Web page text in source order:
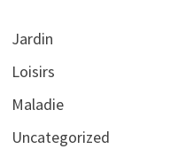
Jardin
Loisirs
Maladie
Uncategorized